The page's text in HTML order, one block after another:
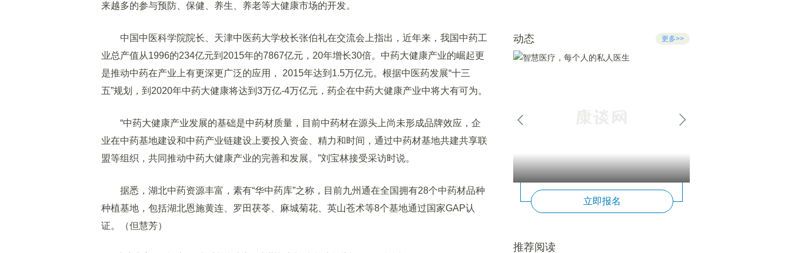
来越多的参与预防、保健、养生、养老等大健康市场的开发。
中国中医科学院院长、天津中医药大学校长张伯礼在交流会上指出，近年来，我国中药工
业总产值从1996的234亿元到2015年的7867亿元，20年增长30倍。中药大健康产业的崛起更
是推动中药在产业上有更深更广泛的应用， 2015年达到1.5万亿元。根据中医药发展“十三
五”规划，到2020年中药大健康将达到3万亿-4万亿元，药企在中药大健康产业中将大有可为。
“中药大健康产业发展的基础是中药材质量，目前中药材在源头上尚未形成品牌效应，企
业在中药基地建设和中药产业链建设上要投入资金、精力和时间，通过中药材基地共建共享联
盟等组织，共同推动中药大健康产业的完善和发展。”刘宝林接受采访时说。
据悉，湖北中药资源丰富，素有“华中药库”之称，目前九州通在全国拥有28个中药材品种
种植基地，包括湖北恩施黄连、罗田茯苓、麻城菊花、英山苍术等8个基地通过国家GAP认
证。（但慧芳）
动态 更多>>
立即报名
推荐阅读